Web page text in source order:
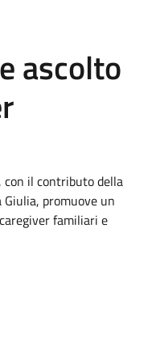
ascolto
con il contributo della
promuove un
familiari e